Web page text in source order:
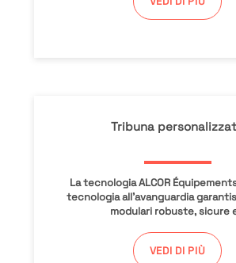
VEDI DI PIÙ
Tribuna
La tecnologia ALCOR
tecnologia all’avanguardia
modulari robuste, sicure
VEDI DI PIÙ